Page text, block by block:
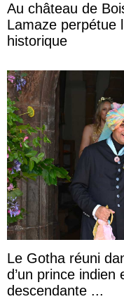
Au château de
Lamaze perpétue
historique
Le Gotha réuni
d’un prince indien
descendante ...